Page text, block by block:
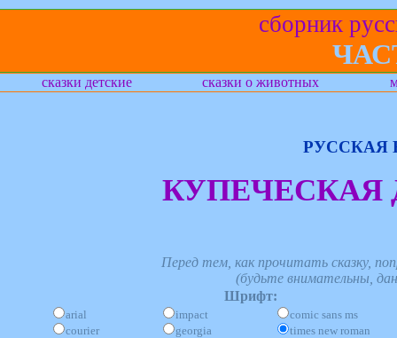
сборник
сказки детские сказки о животных
РУССКАЯ
КУПЕЧЕСКАЯ
Перед тем, как прочитать сказку,
(будьте внимательны,
Шрифт:
arial
courier
impact
georgia
comic sans ms
times new roman